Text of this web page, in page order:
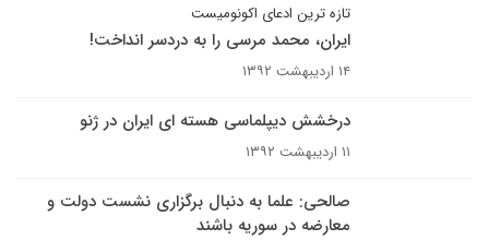
تازه ترین ادعای اکونومیست
ایران، محمد مرسی را به دردسر انداخت!
۱۴ اردیبهشت ۱۳۹۲
درخشش دیپلماسی هسته ای ایران در ژنو
۱۱ اردیبهشت ۱۳۹۲
صالحی: علما به دنبال برگزاری نشست دولت و
معارضه در سوریه باشند